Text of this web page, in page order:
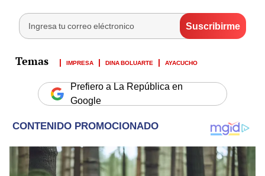
IMPRESA DINA BOLUARTE AYACUCHO
Prefiero a La República en
Google